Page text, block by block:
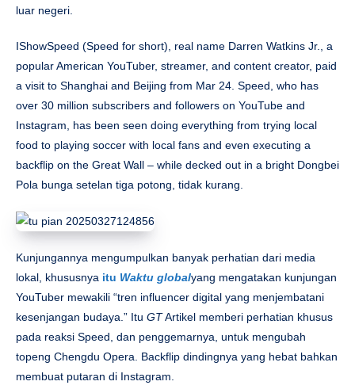
luar negeri.
IShowSpeed ​​(Speed ​​for short), real name Darren Watkins Jr., a
popular American YouTuber, streamer, and content creator, paid
a visit to Shanghai and Beijing from Mar 24. Speed, who has
over 30 million subscribers and followers on YouTube and
Instagram, has been seen doing everything from trying local
food to playing soccer with local fans and even executing a
backflip on the Great Wall – while decked out in a bright Dongbei
Pola bunga setelan tiga potong, tidak kurang.
Kunjungannya mengumpulkan banyak perhatian dari media
lokal, khususnya itu Waktu globalyang mengatakan kunjungan
YouTuber mewakili “tren influencer digital yang menjembatani
kesenjangan budaya.” Itu GTArtikel memberi perhatian khusus
pada reaksi Speed, dan penggemarnya, untuk mengubah
topeng Chengdu Opera. Backflip dindingnya yang hebat bahkan
membuat putaran di Instagram.